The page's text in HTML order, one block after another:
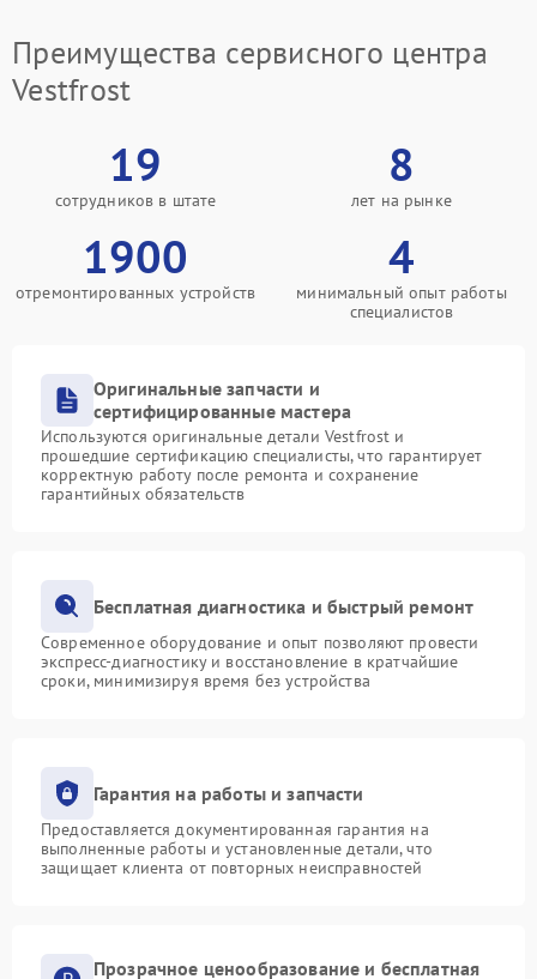
Преимущества сервисного центра
Vestfrost
19
сотрудников в штате
8
лет на рынке
1900
отремонтированных устройств
4
минимальный опыт работы
специалистов
Оригинальные запчасти и
сертифицированные мастера
Используются оригинальные детали Vestfrost и
прошедшие сертификацию специалисты, что гарантирует
корректную работу после ремонта и сохранение
гарантийных обязательств
Бесплатная диагностика и быстрый ремонт
Современное оборудование и опыт позволяют провести
экспресс-диагностику и восстановление в кратчайшие
сроки, минимизируя время без устройства
Гарантия на работы и запчасти
Предоставляется документированная гарантия на
выполненные работы и установленные детали, что
защищает клиента от повторных неисправностей
Прозрачное ценообразование и бесплатная